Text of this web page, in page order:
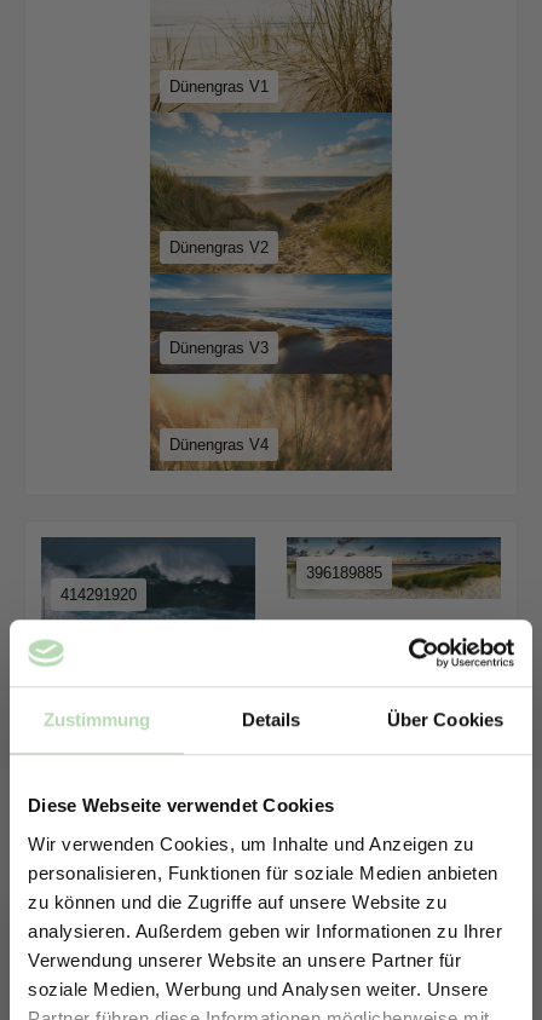
Zustimmung Details Über Cookies
Diese Webseite verwendet Cookies
Wir verwenden Cookies, um Inhalte und Anzeigen zu
personalisieren, Funktionen für soziale Medien anbieten
zu können und die Zugriffe auf unsere Website zu
analysieren. Außerdem geben wir Informationen zu Ihrer
Verwendung unserer Website an unsere Partner für
soziale Medien, Werbung und Analysen weiter. Unsere
Dünengras V1
Dünengras V2
Dünengras V3
Dünengras V4
414291920
396189885
479799269
330867893
195521961